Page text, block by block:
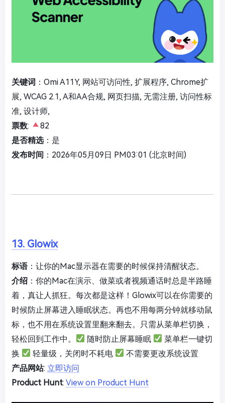
关键词 ：Omi A11Y, 网站可访问性, 扩展程序, Chrome扩
展, WCAG 2.1, A和AA合规, 网页扫描, 无需注册, 访问性标
准, 设计师,
票数:
82
是否精选：是
发布时间 ：2026年05月09日 PM03:01 (北京时间)
13. Glowix
标语：让你的Mac显示器在需要的时候保持清醒状态。
介绍 ：你的Mac在演示、做菜或者视频通话时总是半路睡
着，真让人抓狂。每次都是这样！Glowix可以在你需要的
时候防止屏幕进入睡眠状态。再也不用每两分钟就移动鼠
标，也不用在系统设置里翻来翻去。只需从菜单栏切换，
轻松回到工作中。
随时防止屏幕睡眠
菜单栏一键切
换
轻量级，关闭时不耗电
不需要更改系统设置
产品网站: 立即访问
Product Hunt: View on Product Hunt